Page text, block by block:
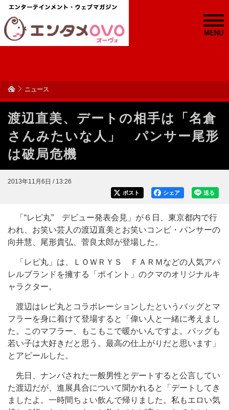
MENU
ニュース
渡辺直美、デートの相手は「名倉
さんみたいな人」 パンサー尾形
は破局危機
2013年11月6日 / 13:26
送る
シェア
ポスト
「“レピ丸” デビュー発表会見」が６日、東京都内で行
われ、お笑い芸人の渡辺直美とお笑いコンビ・パンサーの
向井慧、尾形貴弘、菅良太郎が登場した。
「レピ丸」は、ＬＯＷＲＹＳ ＦＡＲＭなどの人気アパ
レルブランドを擁する「ポイント」のクマのオリジナルキ
ャラクター。
渡辺はレピ丸とコラボレーションしたというバッグとマ
フラーを身に着けて登場すると「偉い人と一緒に考えまし
た。このマフラー、もこもこで暖かいんですよ。バッグも
若い子は大好きだと思う。最高の仕上がりだと思います」
とアピールした。
先日、ナンパされた一般男性とデートすると公言してい
た渡辺だが、進展具合について聞かれると「デートしてき
ましたよ。一時間ちょい飲んで帰りました。私もエロい気